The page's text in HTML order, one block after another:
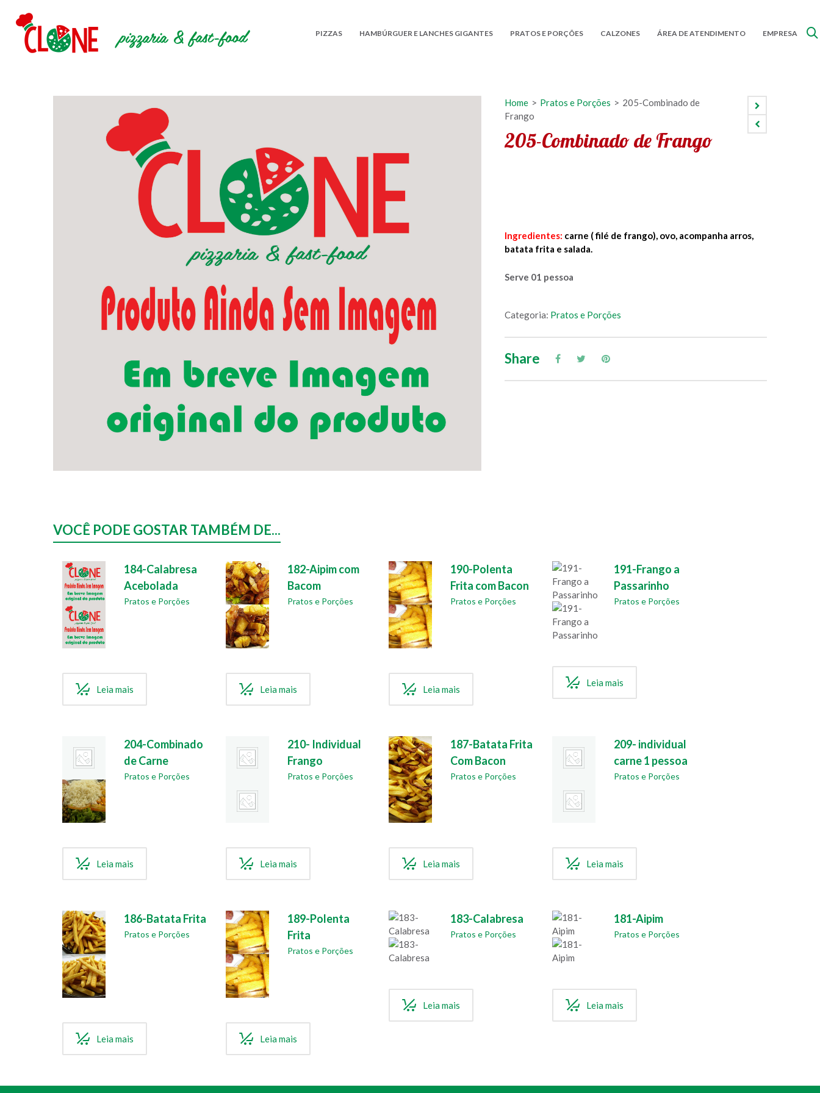
PIZZAS HAMBÚRGUER E LANCHES GIGANTES PRATOS E PORÇÕES CALZONES ÁREA DE ATENDIMENTO EMPRESA
Home > Pratos e Porções > 205-Combinado de
Frango
205-Combinado de Frango
Ingredientes: carne ( filé de frango), ovo, acompanha arros,
batata frita e salada.
Serve 01 pessoa
Categoria: Pratos e Porções
Share
VOCÊ PODE GOSTAR TAMBÉM DE...
184-Calabresa
Acebolada
Pratos e Porções
Leia mais
182-Aipim com
Bacom
Pratos e Porções
Leia mais
190-Polenta
Frita com Bacon
Pratos e Porções
Leia mais
191-Frango a
Passarinho
Pratos e Porções
Leia mais
204-Combinado
de Carne
Pratos e Porções
Leia mais
210- Individual
Frango
Pratos e Porções
Leia mais
187-Batata Frita
Com Bacon
Pratos e Porções
Leia mais
209- individual
carne 1 pessoa
Pratos e Porções
Leia mais
186-Batata Frita
Pratos e Porções
Leia mais
189-Polenta
Frita
Pratos e Porções
Leia mais
183-Calabresa
Pratos e Porções
Leia mais
181-Aipim
Pratos e Porções
Leia mais